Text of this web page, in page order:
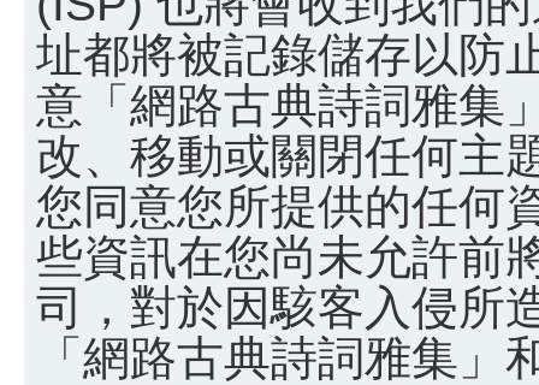
址都將被記錄儲存以防
意「網路古典詩詞雅集
改、移動或關閉任何主
您同意您所提供的任何
些資訊在您尚未允許前
司，對於因駭客入侵所
「網路古典詩詞雅集